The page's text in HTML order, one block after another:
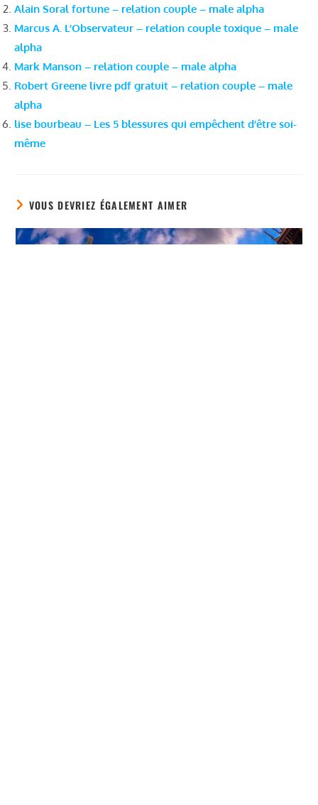
Alain Soral fortune – relation couple – male alpha
Marcus A. L’Observateur – relation couple toxique – male
alpha
Mark Manson – relation couple – male alpha
Robert Greene livre pdf gratuit – relation couple – male
alpha
lise bourbeau – Les 5 blessures qui empêchent d’être soi-
même
VOUS DEVRIEZ ÉGALEMENT AIMER